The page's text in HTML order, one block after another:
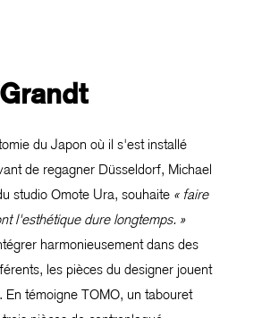
du Japon où il s'est installé
de regagner Düsseldorf, Michael
studio Omote Ura, souhaite « faire
l'esthétique dure longtemps. »
harmonieusement dans des
les pièces du designer jouent
En témoigne TOMO, un tabouret